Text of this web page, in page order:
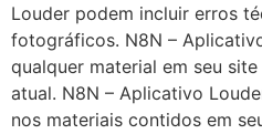
Louder podem incluir erros
fotográficos. N8N –
qualquer material em seu
atual. N8N – Aplicativo
nos materiais contidos em